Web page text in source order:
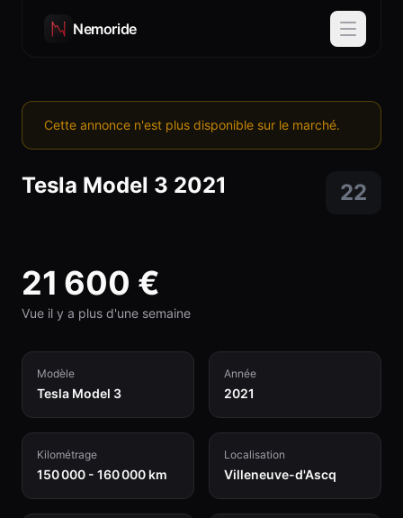
Nemoride
Cette annonce n'est plus disponible sur le marché.
Tesla Model 3 2021 22
21 600 €
Vue il y a plus d'une semaine
Modèle
Tesla Model 3
Année
2021
Kilométrage
150 000 - 160 000 km
Localisation
Villeneuve-d'Ascq